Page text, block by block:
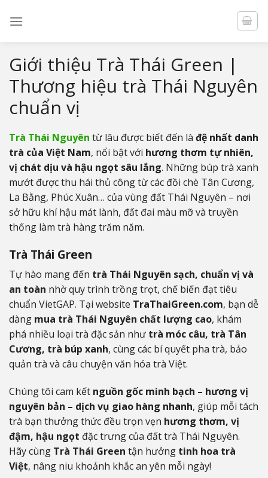
Giới thiệu Trà Thái Green |
Thương hiệu trà Thái Nguyên
chuẩn vị
Trà Thái Nguyên từ lâu được biết đến là đệ nhất danh
trà của Việt Nam, nổi bật với hương thơm tự nhiên,
vị chát dịu và hậu ngọt sâu lắng. Những búp trà xanh
mướt được thu hái thủ công từ các đồi chè Tân Cương,
La Bằng, Phúc Xuân… của vùng đất Thái Nguyên – nơi
sở hữu khí hậu mát lành, đất đai màu mỡ và truyền
thống làm trà hàng trăm năm.
Trà Thái Green
Tự hào mang đến trà Thái Nguyên sạch, chuẩn vị và
an toàn nhờ quy trình trồng trọt, chế biến đạt tiêu
chuẩn VietGAP. Tại website TraThaiGreen.com, bạn dễ
dàng mua trà Thái Nguyên chất lượng cao, khám
phá nhiều loại trà đặc sản như trà móc câu, trà Tân
Cương, trà búp xanh, cùng các bí quyết pha trà, bảo
quản trà và câu chuyện văn hóa trà Việt.
Chúng tôi cam kết nguồn gốc minh bạch – hương vị
nguyên bản – dịch vụ giao hàng nhanh, giúp mỗi tách
trà bạn thưởng thức đều trọn vẹn hương thơm, vị
đậm, hậu ngọt đặc trưng của đất trà Thái Nguyên.
Hãy cùng Trà Thái Green tận hưởng tinh hoa trà
Việt, nâng niu khoảnh khắc an yên mỗi ngày!